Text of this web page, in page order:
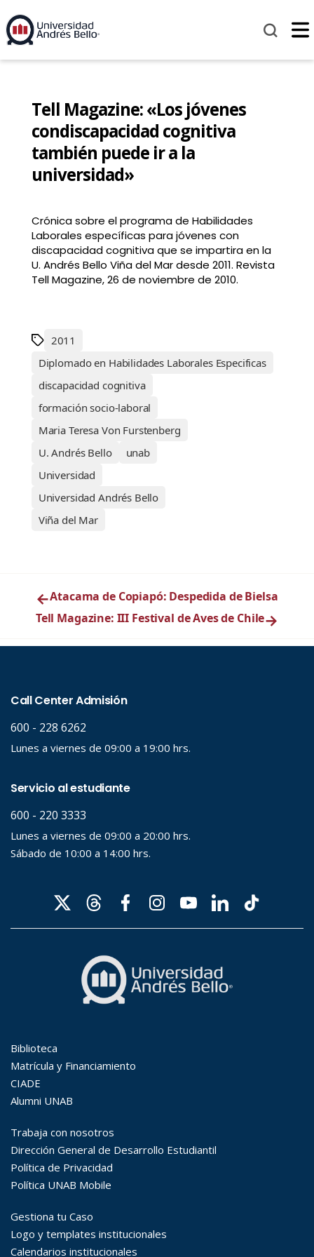
Tell Magazine: «Los jóvenes
condiscapacidad cognitiva
también puede ir a la
universidad»
Crónica sobre el programa de Habilidades
Laborales específicas para jóvenes con
discapacidad cognitiva que se impartira en la
U. Andrés Bello Viña del Mar desde 2011. Revista
Tell Magazine, 26 de noviembre de 2010.
2011
Diplomado en Habilidades Laborales Especificas
discapacidad cognitiva
formación socio-laboral
Maria Teresa Von Furstenberg
U. Andrés Bello
unab
Universidad
Universidad Andrés Bello
Viña del Mar
←Atacama de Copiapó: Despedida de Bielsa
Tell Magazine: III Festival de Aves de Chile→